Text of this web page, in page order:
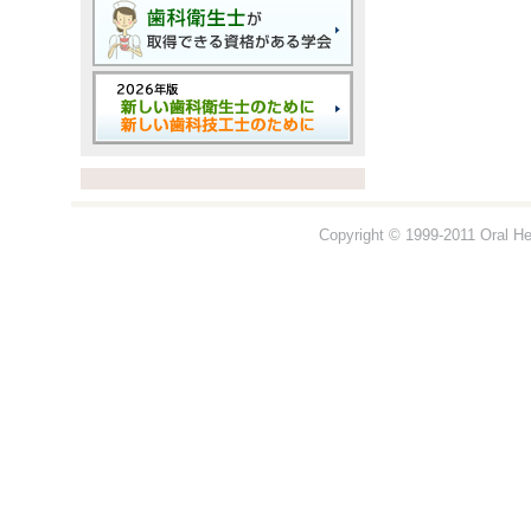
Copyright © 1999-2011 Oral